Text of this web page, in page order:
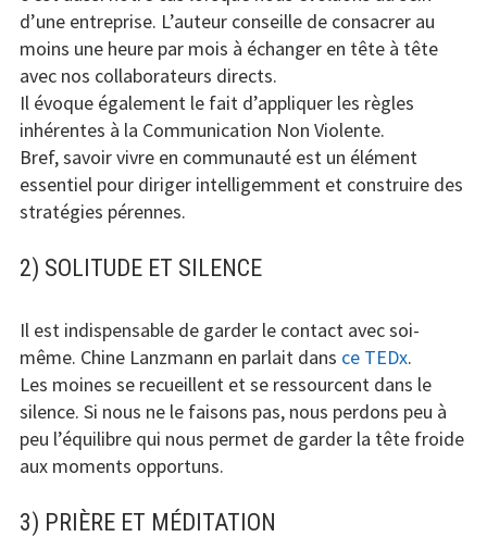
d’une entreprise. L’auteur conseille de consacrer au
moins une heure par mois à échanger en tête à tête
avec nos collaborateurs directs.
Il évoque également le fait d’appliquer les règles
inhérentes à la Communication Non Violente.
Bref, savoir vivre en communauté est un élément
essentiel pour diriger intelligemment et construire des
stratégies pérennes.
2) SOLITUDE ET SILENCE
Il est indispensable de garder le contact avec soi-
même. Chine Lanzmann en parlait dans ce TEDx.
Les moines se recueillent et se ressourcent dans le
silence. Si nous ne le faisons pas, nous perdons peu à
peu l’équilibre qui nous permet de garder la tête froide
aux moments opportuns.
3) PRIÈRE ET MÉDITATION